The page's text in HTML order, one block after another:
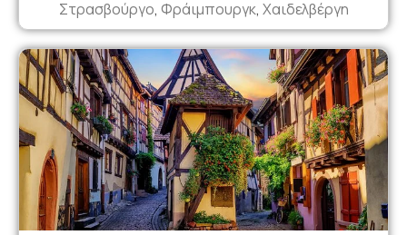
Στρασβούργο, Φράιμπουργκ, Χαιδελβέργη